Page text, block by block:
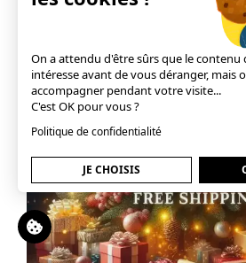
On a attendu d'être sûrs que le contenu
intéresse avant de vous déranger, mais
accompagner pendant votre visite...
C'est OK pour vous ?
Politique de confidentialité
JE CHOISIS